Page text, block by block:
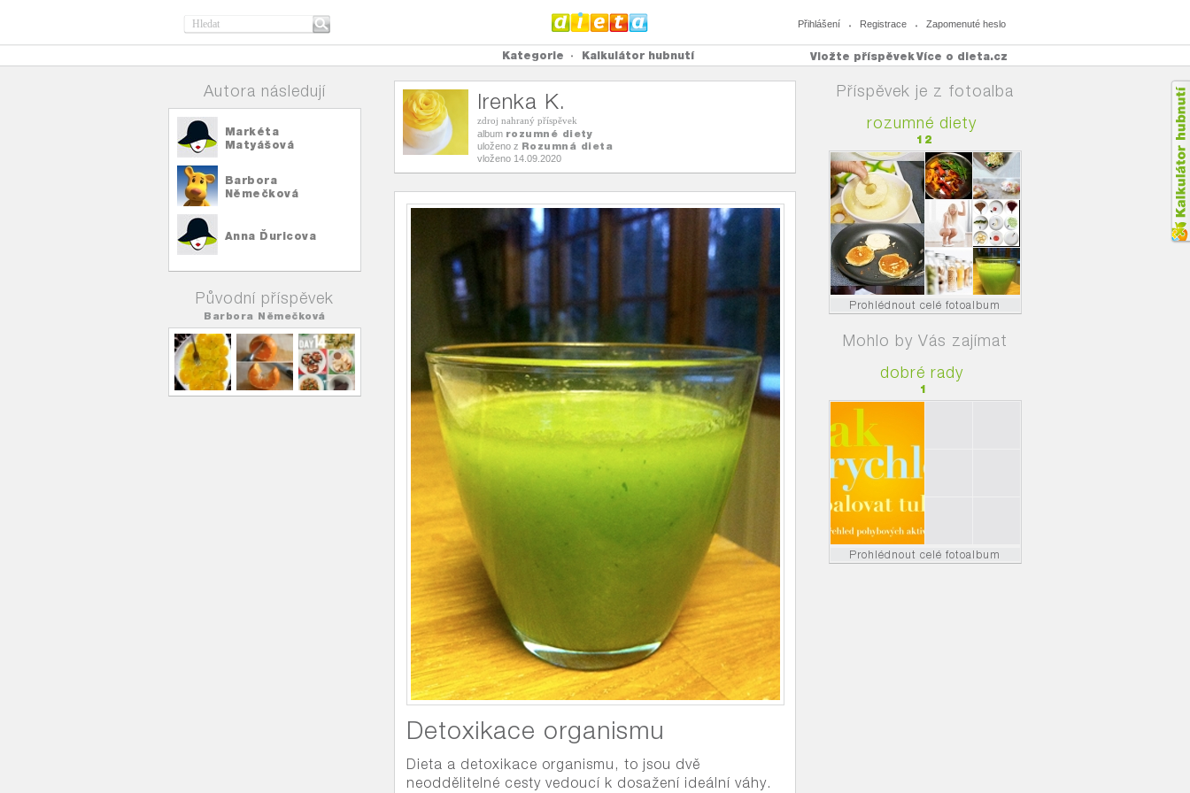
Přihlášení Registrace Zapomenuté heslo
Kategorie Kalkulátor hubnutí Více o dieta.cz
Vložte příspěvek
Autora následují
Markéta
Matyášová
Barbora
Němečková
Anna Ďuricova
Původní příspěvek
Barbora Němečková
Irenka K.
zdroj nahraný příspěvek
album rozumné diety
uloženo z Rozumná dieta
vloženo 14.09.2020
Detoxikace organismu
Dieta a detoxikace organismu, to jsou dvě
neoddělitelné cesty vedoucí k dosažení ideální váhy.
Příspěvek je z fotoalba
rozumné diety
12
Prohlédnout celé fotoalbum
Mohlo by Vás zajímat
dobré rady
1
Prohlédnout celé fotoalbum